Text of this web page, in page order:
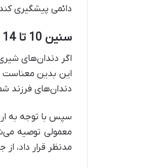
دائمی پیشگیری
سنین 10 تا 14 سال
اگر دندان‌های
دندان‌های فرزند
سپس با توجه به
معمولی توصیه
مدنظر قرار داد، از